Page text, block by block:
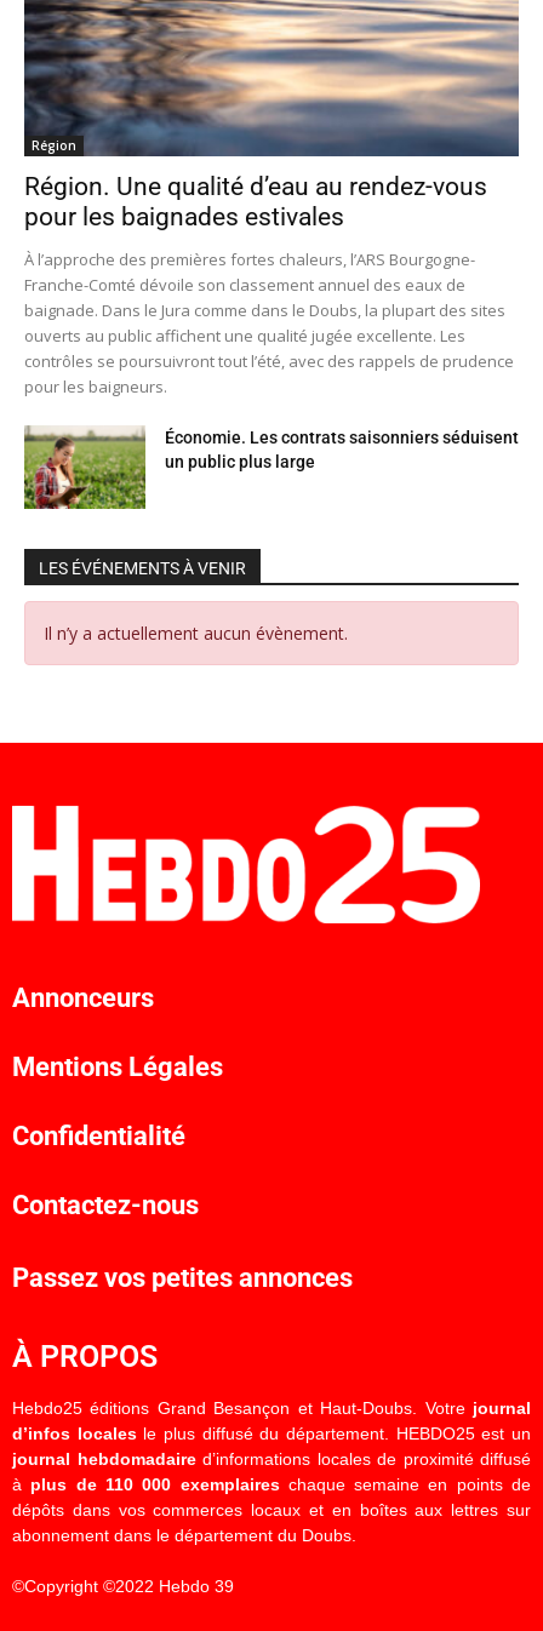
Région
Région. Une qualité d’eau au rendez-vous
pour les baignades estivales
À l’approche des premières fortes chaleurs, l’ARS Bourgogne-
Franche-Comté dévoile son classement annuel des eaux de
baignade. Dans le Jura comme dans le Doubs, la plupart des sites
ouverts au public affichent une qualité jugée excellente. Les
contrôles se poursuivront tout l’été, avec des rappels de prudence
pour les baigneurs.
Économie. Les contrats saisonniers séduisent
un public plus large
LES ÉVÉNEMENTS À VENIR
Il n’y a actuellement aucun évènement.
Annonceurs
Mentions Légales
Confidentialité
Contactez-nous
Passez vos petites annonces
À PROPOS
Hebdo25 éditions Grand Besançon et Haut-Doubs. Votre journal
d’infos localesle plus diffusé du département. HEBDO25 est un
journal hebdomadaired’informations locales de proximité diffusé
à plus de 110 000 exemplaireschaque semaine en points de
dépôts dans vos commerces locaux et en boîtes aux lettres sur
abonnement dans le département du Doubs.
©Copyright ©2022 Hebdo 39